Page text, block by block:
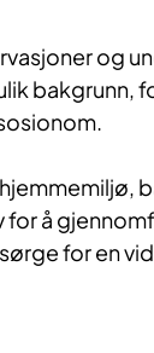
og
bakgrunn,
for å
for en